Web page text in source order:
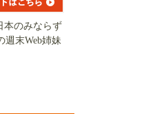
本のみならず
週末Web姉妹